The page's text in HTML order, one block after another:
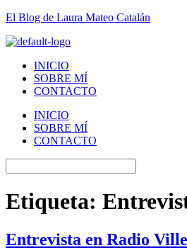
El Blog de Laura Mateo Catalán
INICIO
SOBRE MÍ
CONTACTO
INICIO
SOBRE MÍ
CONTACTO
Etiqueta:
Entrevista en Radio